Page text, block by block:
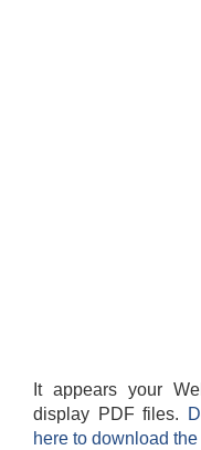
It appears your
display PDF files.
here to download